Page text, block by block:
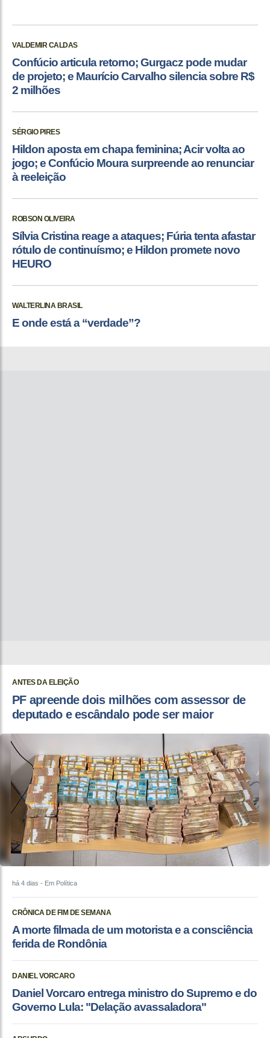
VALDEMIR CALDAS
Confúcio articula retorno; Gurgacz pode mudar
de projeto; e Maurício Carvalho silencia sobre R$
2 milhões
SÉRGIO PIRES
Hildon aposta em chapa feminina; Acir volta ao
jogo; e Confúcio Moura surpreende ao renunciar
à reeleição
ROBSON OLIVEIRA
Sílvia Cristina reage a ataques; Fúria tenta afastar
rótulo de continuísmo; e Hildon promete novo
HEURO
WALTERLINA BRASIL
E onde está a “verdade”?
ANTES DA ELEIÇÃO
PF apreende dois milhões com assessor de
deputado e escândalo pode ser maior
há 4 dias - Em Política
CRÔNICA DE FIM DE SEMANA
A morte filmada de um motorista e a consciência
ferida de Rondônia
DANIEL VORCARO
Daniel Vorcaro entrega ministro do Supremo e do
Governo Lula: "Delação avassaladora"